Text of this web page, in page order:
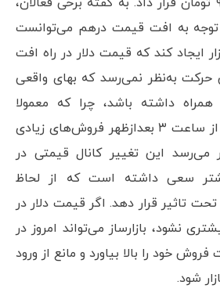
توجه به افت قیمت درهم می‌توانست
ایجاد کند که قیمت دلار در راه افت
حرکت به‌نظر نمی‌رسد که بهای واقعی
همراه داشته باشد، چرا که معمولا
صرافی‌های بانکی پس از ساعت ۳ بعدازظهر فروش‌های زیادی
می‌رسد این تغییر کانال قیمتی در
سعی داشته است که از لحاظ
تحت تاثیر قرار دهد. اگر قیمت دلار در
نشود، بازارساز می‌تواند امروز در
خود را بالا بیاورد و مانع از ورود
شود.